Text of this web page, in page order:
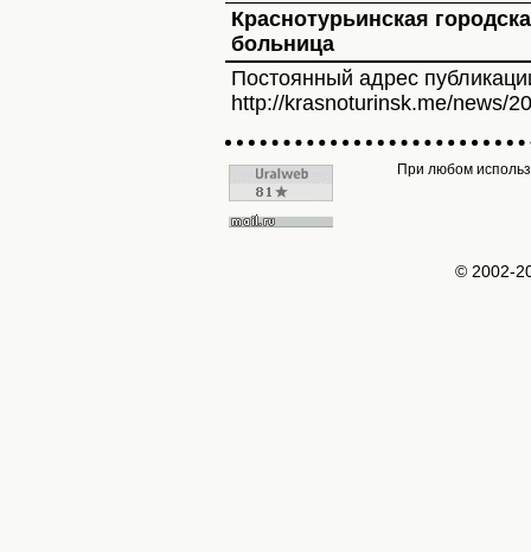
Краснотурьинская
больница
Постоянный адрес
http://krasnoturinsk.me/news/
При любом
© 2002-